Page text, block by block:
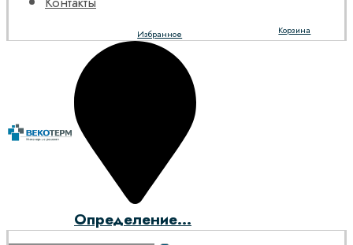
Корзина
Избранное
Определение...